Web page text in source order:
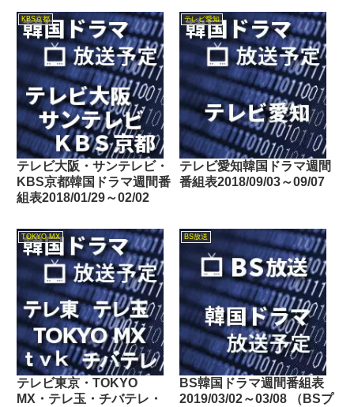
KBS京都
テレビ大阪・サンテレビ・
KBS京都韓国ドラマ週間番
組表2018/01/29～02/02
テレビ愛知
テレビ愛知韓国ドラマ週間
番組表2018/09/03～09/07
TOKYO MX
テレビ東京・TOKYO
MX・テレ玉・チバテレ・
BS放送
BS韓国ドラマ週間番組表
2019/03/02～03/08 （BSプ